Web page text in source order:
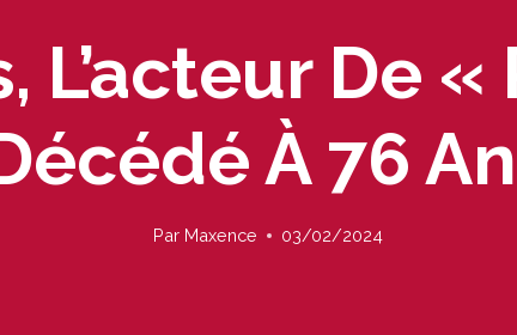
L’acteur De
À 76
Par Maxence 03/02/2024